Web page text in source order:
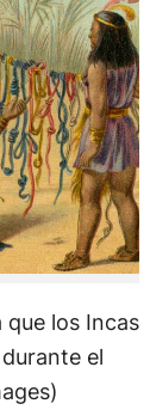
que los Incas
el